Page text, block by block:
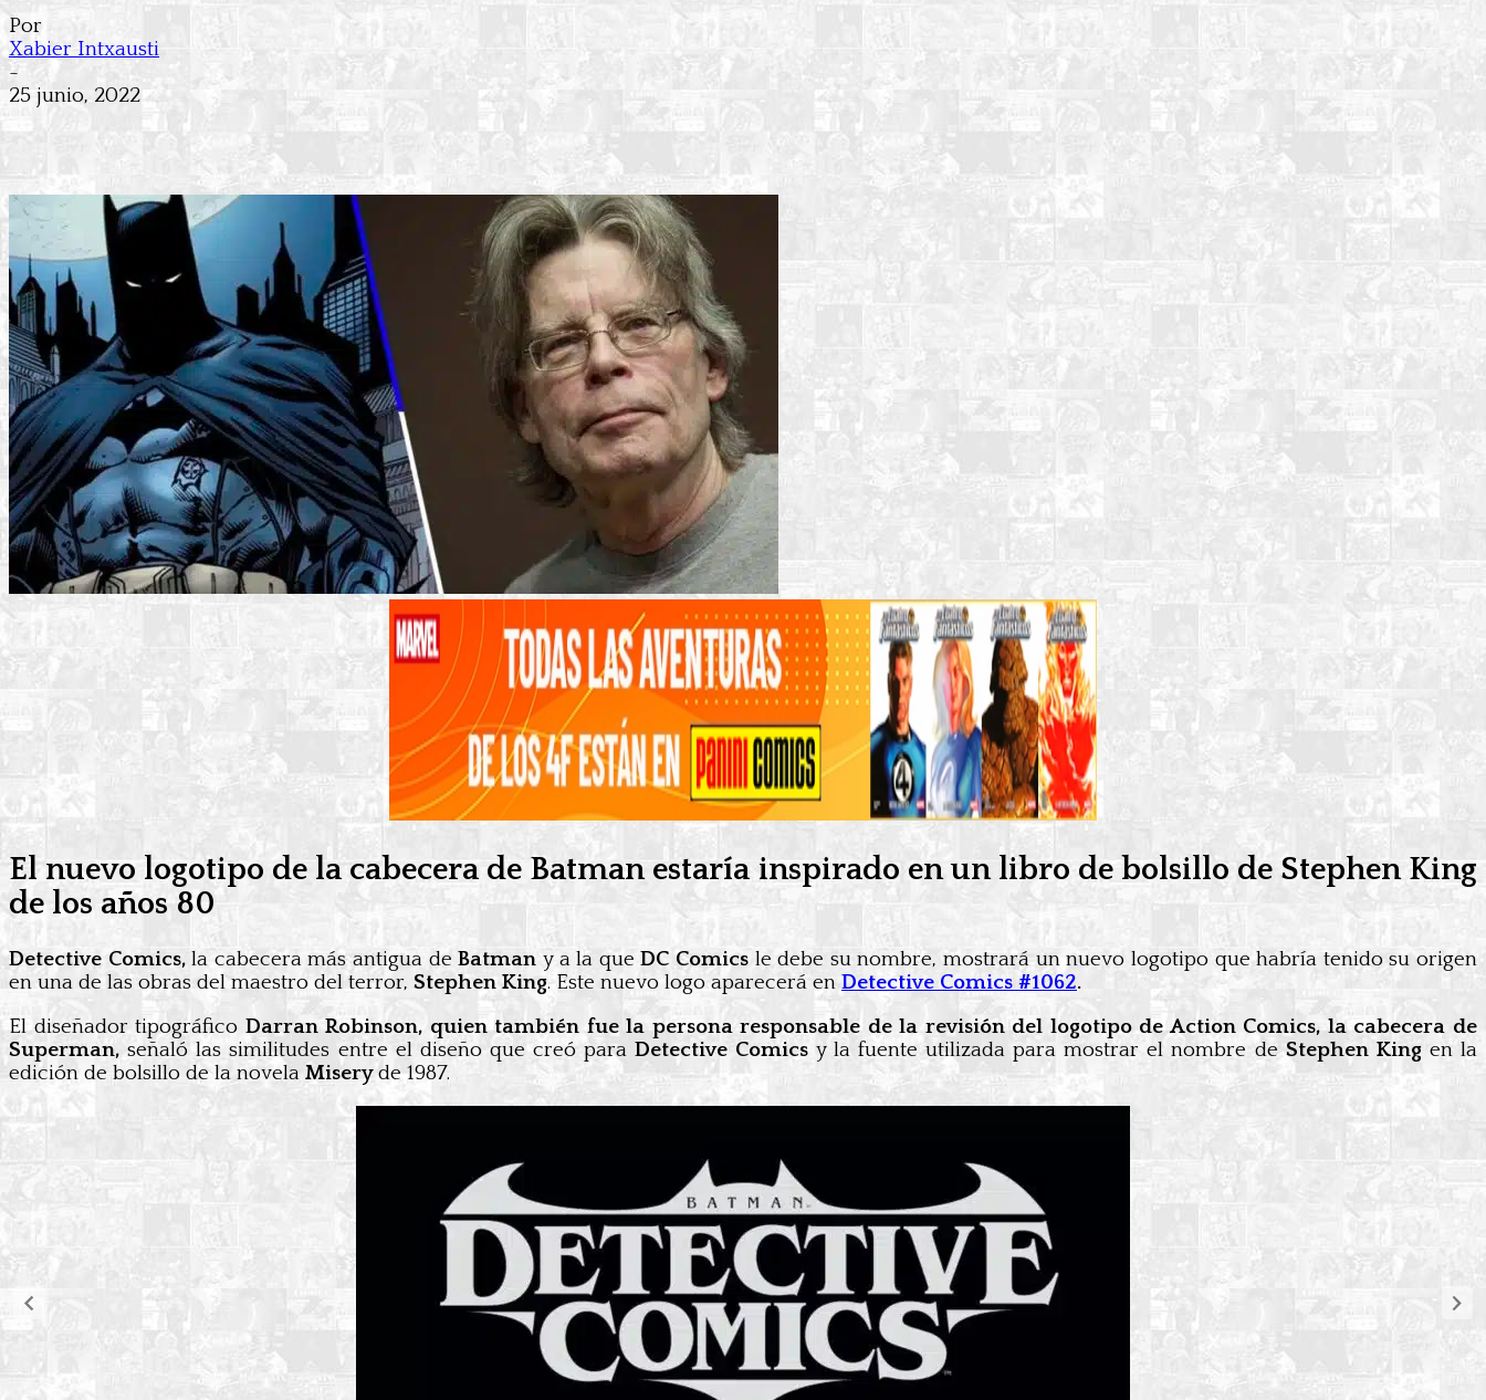
Por
Xabier Intxausti
-
25 junio, 2022
El nuevo logotipo de la cabecera de Batman estaría inspirado en un libro de bolsillo de Stephen King
de los años 80
Detective Comics,la cabecera más antigua deBatman y a la queDC Comics le debe su nombre, mostrará un nuevo logotipo que habría tenido su origen
en una de las obras del maestro del terror, Stephen King. Este nuevo logo aparecerá en Detective Comics #1062.
El diseñador tipográfico Darran Robinson, quien también fue la persona responsable de la revisión del logotipo de Action Comics, la cabecera de
Superman,señaló las similitudes entre el diseño que creó paraDetective Comics y la fuente utilizada para mostrar el nombre deStephen Kingen la
edición de bolsillo de la novela Miseryde 1987.